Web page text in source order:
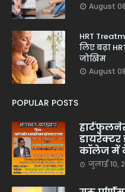
August
HRT
लिए बढ़ा
जोखिम
August
POPULAR POSTS
डायरेक्टर
कॉलेज में
जुलाई 10,